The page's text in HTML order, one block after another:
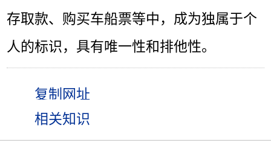
存取款、购买车船票等中，成为独属于个
人的标识，具有唯一性和排他性。
相关知识